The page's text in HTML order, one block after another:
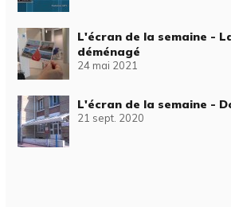
L'écran de la semaine -
déménagé
24 mai 2021
L'écran de la semaine -
21 sept. 2020